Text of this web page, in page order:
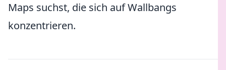
Maps suchst, die sich auf Wallbangs
konzentrieren.